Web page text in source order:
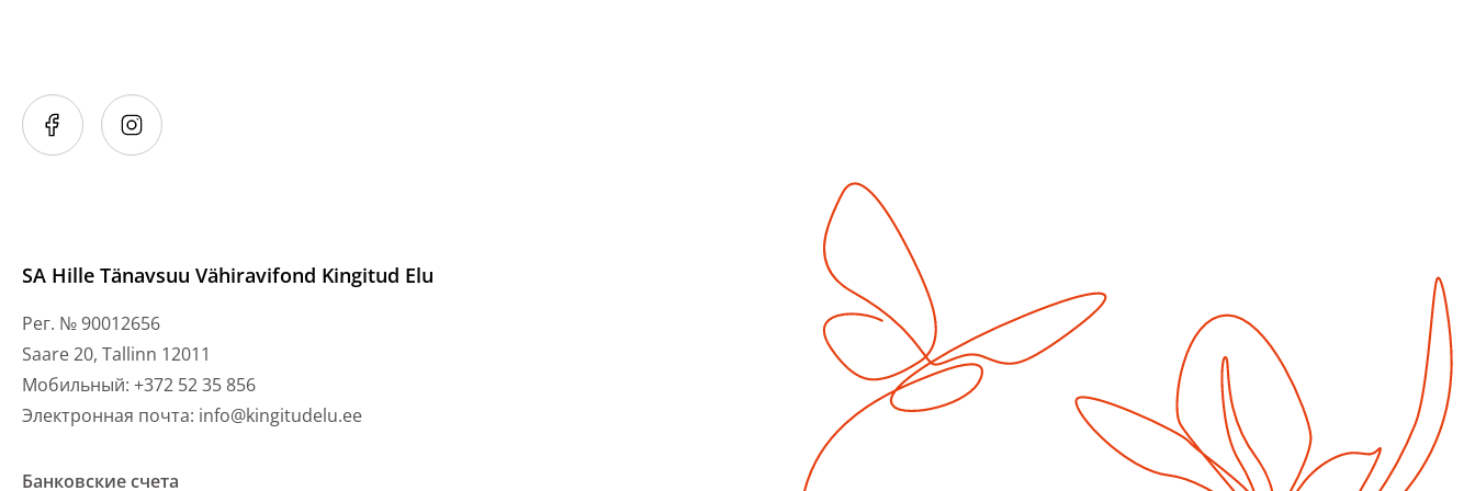
SA Hille Tänavsuu Vähiravifond Kingitud Elu
Рег. № 90012656
Saare 20, Tallinn 12011
Мобильный: +372 52 35 856
Электронная почта: info@kingitudelu.ee
Банковские счета